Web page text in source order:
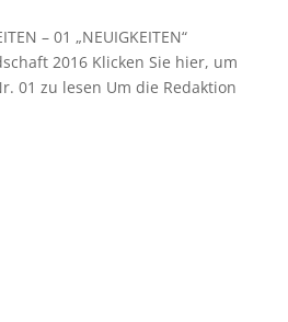
– 01 „NEUIGKEITEN“
2016 Klicken Sie hier, um
01 zu lesen Um die Redaktion